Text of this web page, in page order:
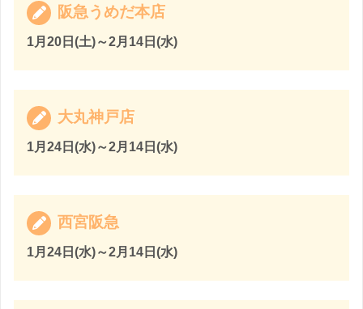
阪急うめだ本店
1月20日(土)～2月14日(水)
大丸神戸店
1月24日(水)～2月14日(水)
西宮阪急
1月24日(水)～2月14日(水)